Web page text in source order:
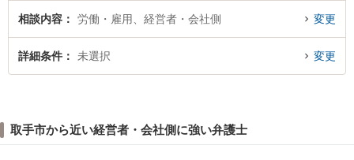
相談内容 労働・雇用、経営者・会社側 変更
詳細条件 未選択 変更
取手市から近い経営者・会社側に強い弁護士